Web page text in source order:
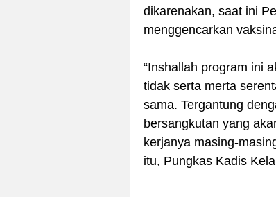
dikarenakan, saat ini
menggencarkan
“Inshallah program ini
tidak serta merta
sama. Tergantung
bersangkutan yang
kerjanya masing-
itu, Pungkas Kadis